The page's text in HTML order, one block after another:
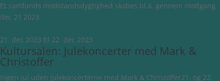
Et samfunds modstandsdygtighed skabes bl.a. gennem modgang
dec 21 2023
21. dec 2023 til 22. dec 2023
Kultursalen: Julekoncerter med Mark &
Christoffer
Ingen jul uden julekoncerterne med Mark & Christoffer21. og 22.